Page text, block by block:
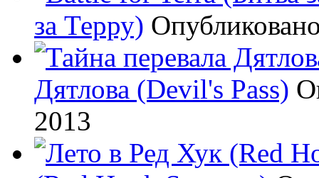
за Терру)
Дятлова (Devil's Pass)
2013